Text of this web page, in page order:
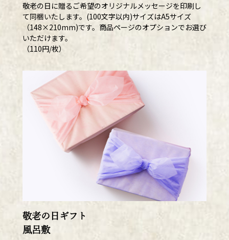
敬老の日に贈るご希望のオリジナルメッセージを印刷し
て同梱いたします。(100文字以内)サイズはA5サイズ
（148×210mm)です。商品ページのオプションでお選び
いただけます。
（110円/枚）
敬老の日ギフト
風呂敷